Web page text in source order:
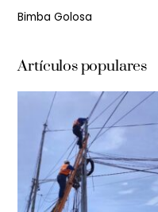
Bimba Golosa
Artículos populares